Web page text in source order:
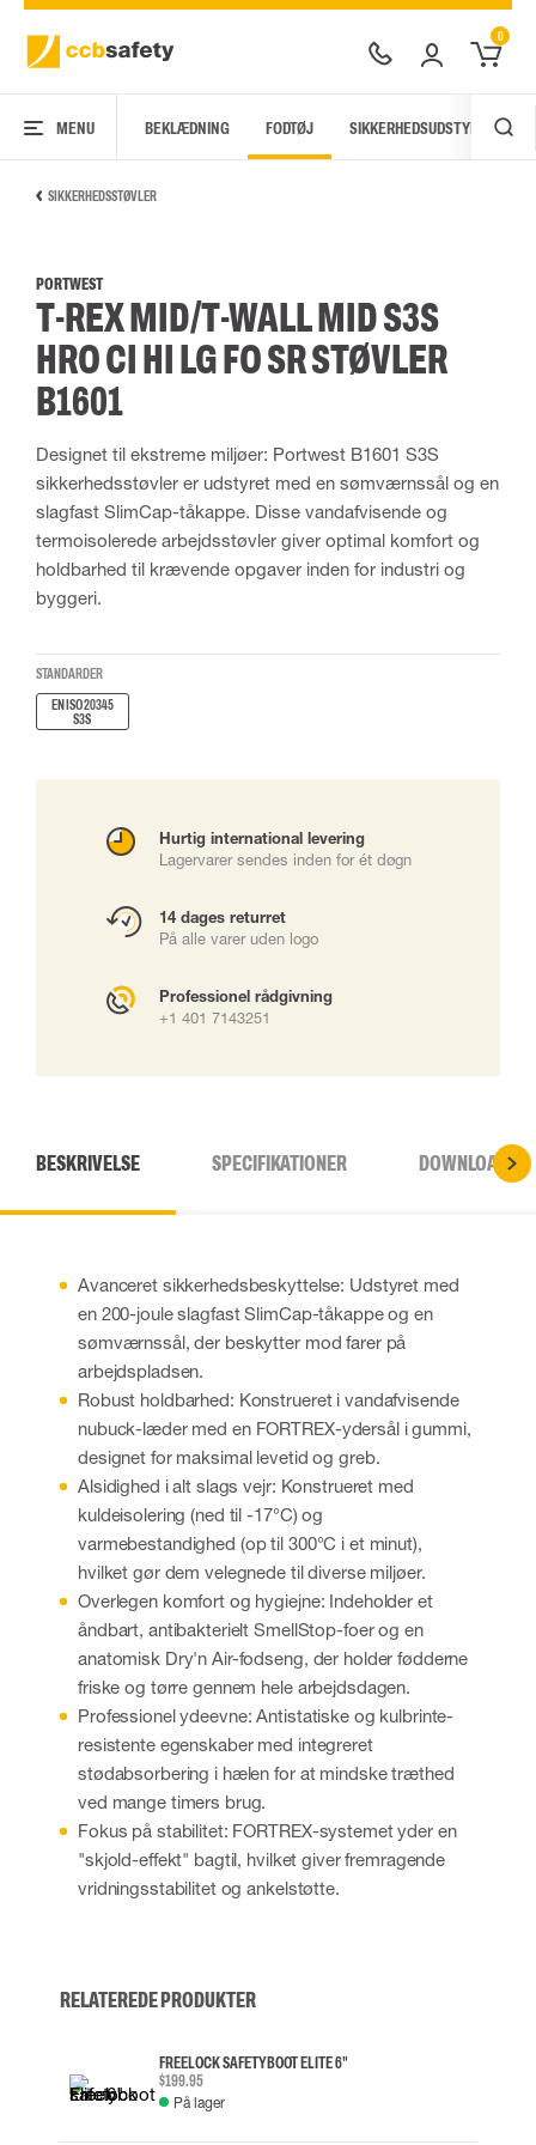
0
MENU BEKLÆDNING FODTØJ SIKKERHEDSUDSTYR
SIKKERHEDSSTØVLER
PORTWEST
T-REX MID/T-WALL MID S3S
HRO CI HI LG FO SR STØVLER
B1601
Designet til ekstreme miljøer: Portwest B1601 S3S
sikkerhedsstøvler er udstyret med en sømværnssål og en
slagfast SlimCap-tåkappe. Disse vandafvisende og
termoisolerede arbejdsstøvler giver optimal komfort og
holdbarhed til krævende opgaver inden for industri og
byggeri.
STANDARDER
EN ISO 20345
S3S
Hurtig international levering
Lagervarer sendes inden for ét døgn
14 dages returret
På alle varer uden logo
Professionel rådgivning
+1 401 7143251
BESKRIVELSE SPECIFIKATIONER DOWNLOADS
Avanceret sikkerhedsbeskyttelse: Udstyret med
en 200-joule slagfast SlimCap-tåkappe og en
sømværnssål, der beskytter mod farer på
arbejdspladsen.
Robust holdbarhed: Konstrueret i vandafvisende
nubuck-læder med en FORTREX-ydersål i gummi,
designet for maksimal levetid og greb.
Alsidighed i alt slags vejr: Konstrueret med
kuldeisolering (ned til -17°C) og
varmebestandighed (op til 300°C i et minut),
hvilket gør dem velegnede til diverse miljøer.
Overlegen komfort og hygiejne: Indeholder et
åndbart, antibakterielt SmellStop-foer og en
anatomisk Dry'n Air-fodseng, der holder fødderne
friske og tørre gennem hele arbejdsdagen.
Professionel ydeevne: Antistatiske og kulbrinte-
resistente egenskaber med integreret
stødabsorbering i hælen for at mindske træthed
ved mange timers brug.
Fokus på stabilitet: FORTREX-systemet yder en
"skjold-effekt" bagtil, hvilket giver fremragende
vridningsstabilitet og ankelstøtte.
RELATEREDE PRODUKTER
FREELOCK SAFETYBOOT ELITE 6"
$199.95
På lager